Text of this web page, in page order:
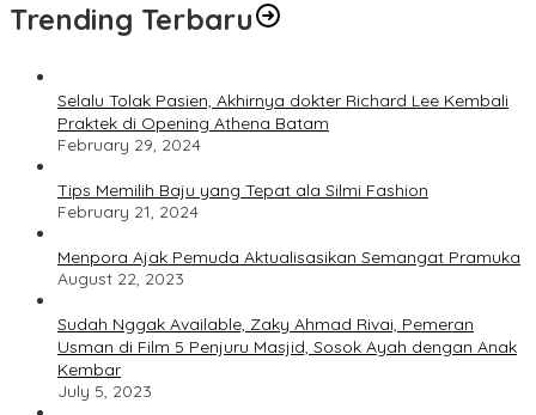
Trending Terbaru
Selalu Tolak Pasien, Akhirnya dokter Richard Lee Kembali
Praktek di Opening Athena Batam
February 29, 2024
Tips Memilih Baju yang Tepat ala Silmi Fashion
February 21, 2024
Menpora Ajak Pemuda Aktualisasikan Semangat Pramuka
August 22, 2023
Sudah Nggak Available, Zaky Ahmad Rivai, Pemeran
Usman di Film 5 Penjuru Masjid, Sosok Ayah dengan Anak
Kembar
July 5, 2023